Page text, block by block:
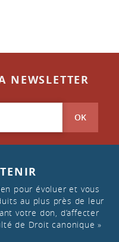
NEWSLETTER
OK
pour évoluer et vous
au plus près de leur
votre don, d’affecter
de Droit canonique »